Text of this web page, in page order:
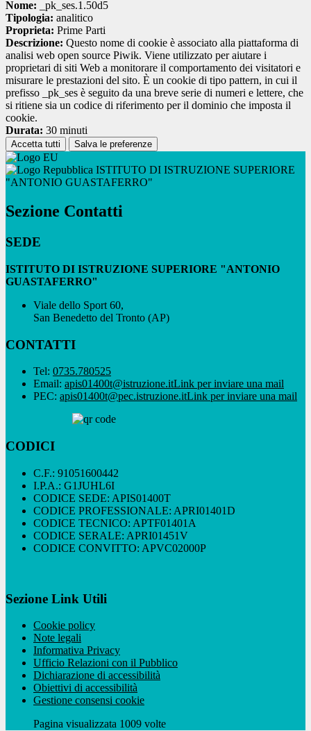
Nome: _pk_ses.1.50d5
Tipologia: analitico
Proprieta: Prime Parti
Descrizione: Questo nome di cookie è associato alla piattaforma di
analisi web open source Piwik. Viene utilizzato per aiutare i
proprietari di siti Web a monitorare il comportamento dei visitatori e
misurare le prestazioni del sito. È un cookie di tipo pattern, in cui il
prefisso _pk_ses è seguito da una breve serie di numeri e lettere, che
si ritiene sia un codice di riferimento per il dominio che imposta il
cookie.
Durata: 30 minuti
Accetta tutti Salva le preferenze
ISTITUTO DI ISTRUZIONE SUPERIORE
"ANTONIO GUASTAFERRO"
Sezione Contatti
SEDE
ISTITUTO DI ISTRUZIONE SUPERIORE "ANTONIO
GUASTAFERRO"
Viale dello Sport 60,
San Benedetto del Tronto (AP)
CONTATTI
Tel: 0735.780525
Email: apis01400t@istruzione.itLink per inviare una mail
PEC: apis01400t@pec.istruzione.itLink per inviare una mail
CODICI
C.F.: 91051600442
I.P.A.: G1JUHL6I
CODICE SEDE: APIS01400T
CODICE PROFESSIONALE: APRI01401D
CODICE TECNICO: APTF01401A
CODICE SERALE: APRI01451V
CODICE CONVITTO: APVC02000P
Sezione Link Utili
Cookie policy
Note legali
Informativa Privacy
Ufficio Relazioni con il Pubblico
Dichiarazione di accessibilità
Obiettivi di accessibilità
Gestione consensi cookie
Pagina visualizzata 1009 volte